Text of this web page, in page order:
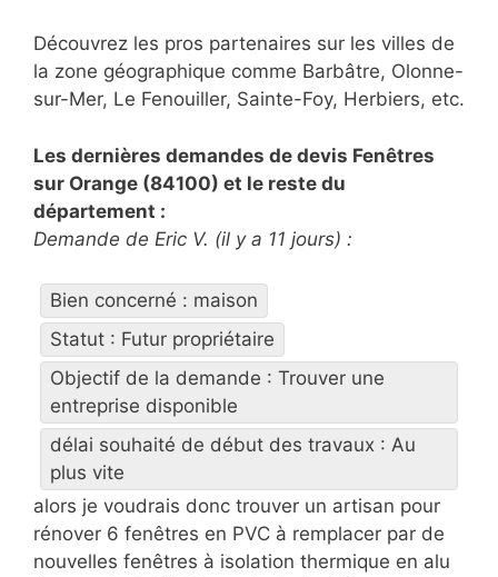
Découvrez les pros partenaires sur les villes de
la zone géographique comme Barbâtre, Olonne-
sur-Mer, Le Fenouiller, Sainte-Foy, Herbiers, etc.
Les dernières demandes de devis Fenêtres
sur Orange (84100) et le reste du
département :
Demande de Eric V. (il y a 11 jours) :
Bien concerné : maison
Statut : Futur propriétaire
Objectif de la demande : Trouver une
entreprise disponible
délai souhaité de début des travaux : Au
plus vite
alors je voudrais donc trouver un artisan pour
rénover 6 fenêtres en PVC à remplacer par de
nouvelles fenêtres à isolation thermique en alu